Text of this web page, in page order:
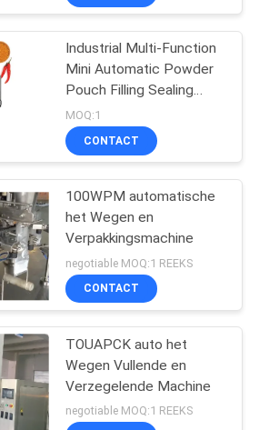
77
van de
Industrial Multi-Function
Mini Automatic Powder
Pouch Filling Sealing
Packaging Machine Food
Spice Doypack Bag
Packing Machine
MOQ:1
CONTACT
100WPM automatische
het Wegen en
Verpakkingsmachine
negotiable MOQ:1 REEKS
CONTACT
TOUAPCK auto het
Wegen Vullende en
Verzegelende Machine
negotiable MOQ:1 REEKS